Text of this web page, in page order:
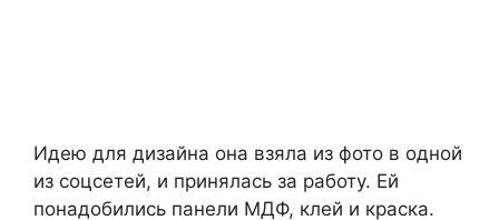
Идею для дизайна она взяла из фото в одной
из соцсетей, и принялась за работу. Ей
понадобились панели МДФ, клей и краска.